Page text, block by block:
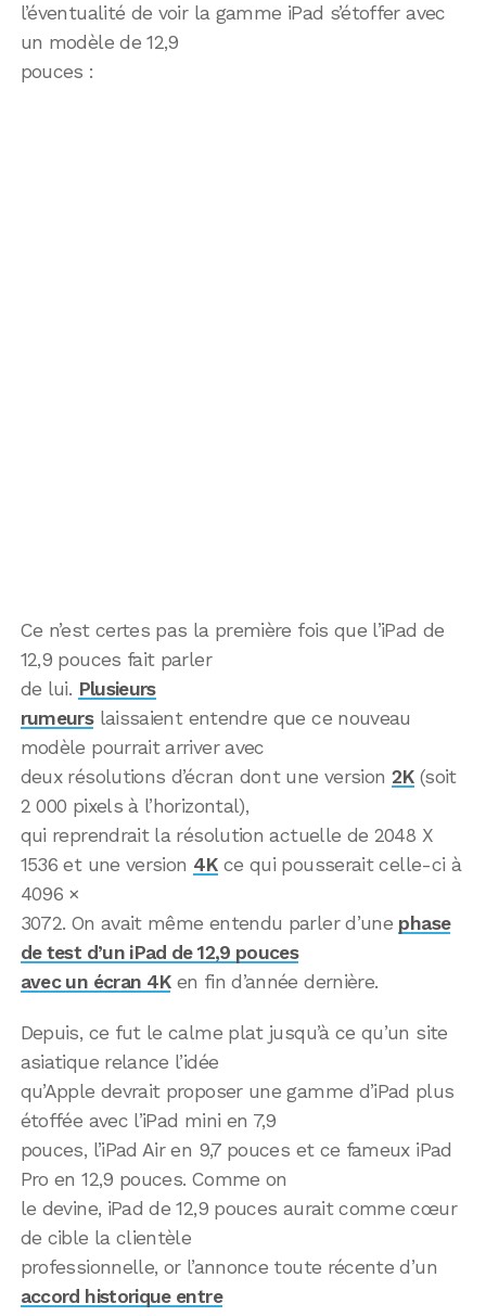
l’éventualité de voir la gamme iPad s’étoffer avec
un modèle de 12,9
pouces :
Ce n’est certes pas la première fois que l’iPad de
12,9 pouces fait parler
de lui. Plusieurs
rumeurslaissaient entendre que ce nouveau
modèle pourrait arriver avec
deux résolutions d’écran dont une version 2K(soit
2 000 pixels à l’horizontal),
qui reprendrait la résolution actuelle de 2048 X
1536 et une version 4Kce qui pousserait celle-ci à
4096 ×
3072. On avait même entendu parler d’une phase
de test d’un iPad de 12,9 pouces
avec un écran 4Ken fin d’année dernière.
Depuis, ce fut le calme plat jusqu’à ce qu’un site
asiatique relance l’idée
qu’Apple devrait proposer une gamme d’iPad plus
étoffée avec l’iPad mini en 7,9
pouces, l’iPad Air en 9,7 pouces et ce fameux iPad
Pro en 12,9 pouces. Comme on
le devine, iPad de 12,9 pouces aurait comme cœur
de cible la clientèle
professionnelle, or l’annonce toute récente d’un
accord historique entre